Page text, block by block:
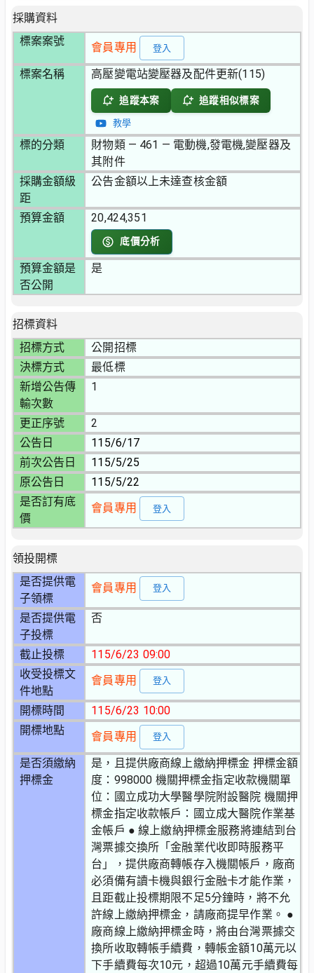
採購資料
標案案號
會員專用 登入
標案名稱 高壓變電站變壓器及配件更新(115)
追蹤本案 追蹤相似標案
教學
標的分類
財物類 — 461 — 電動機,發電機,變壓器及
其附件
採購金額級
距
公告金額以上未達查核金額
預算金額 20,424,351
底價分析
預算金額是
否公開
是
招標資料
招標方式
公開招標
決標方式
最低標
新增公告傳
輸次數
1
更正序號
2
公告日
115/6/17
前次公告日
115/5/25
原公告日
115/5/22
是否訂有底
價
會員專用 登入
領投開標
是否提供電
子領標
會員專用 登入
是否提供電
子投標
否
截止投標
115/6/23 09:00
收受投標文
件地點
會員專用 登入
開標時間
115/6/23 10:00
開標地點
會員專用 登入
是否須繳納
押標金
是，且提供廠商線上繳納押標金 押標金額
度：998000 機關押標金指定收款機關單
位：國立成功大學醫學院附設醫院 機關押
標金指定收款帳戶：國立成大醫院作業基
金帳戶 ● 線上繳納押標金服務將連結到台
灣票據交換所「金融業代收即時服務平
台」，提供廠商轉帳存入機關帳戶，廠商
必須備有讀卡機與銀行金融卡才能作業，
且距截止投標期限不足5分鐘時，將不允
許線上繳納押標金，請廠商提早作業。 ●
廠商線上繳納押標金時，將由台灣票據交
換所收取轉帳手續費，轉帳金額10萬元以
下手續費每次10元，超過10萬元手續費每